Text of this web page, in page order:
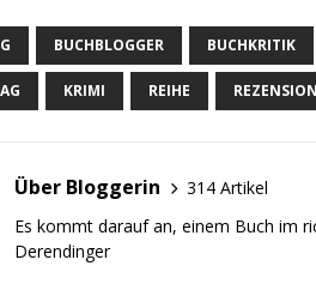
BUCHBLOGGER BUCHKRITIK
KRIMI REIHE REZENSION
Über Bloggerin
314 Artikel
Es kommt darauf an, einem Buch im
Derendinger